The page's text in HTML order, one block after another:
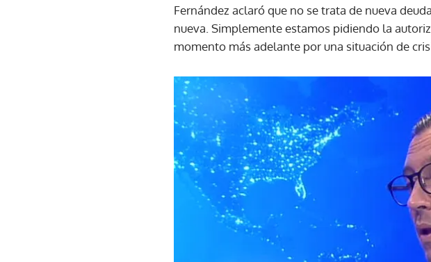
Gracias por
Fernández aclaró que no se trata de nueva
nueva. Simplemente estamos pidiendo la
momento más adelante por una situación de